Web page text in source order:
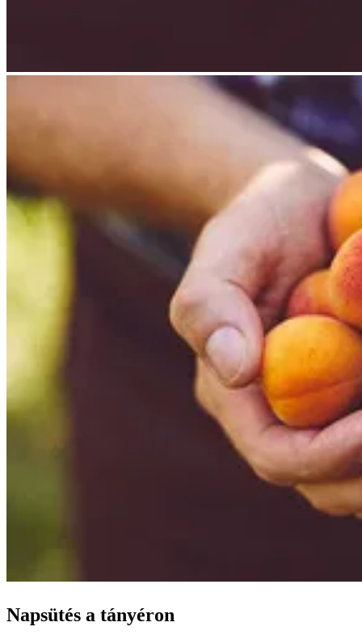
Napsütés a tányéron